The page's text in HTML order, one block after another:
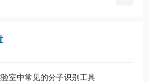
室中常见的分子识别工具